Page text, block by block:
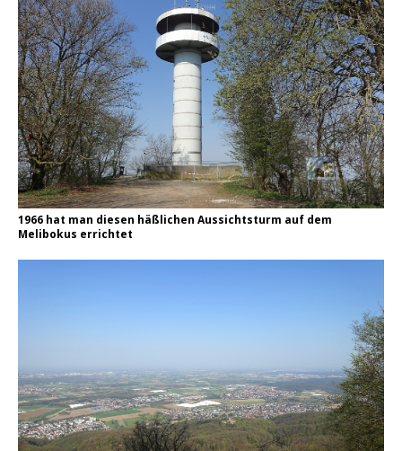
1966 hat man diesen häßlichen Aussichtsturm auf dem
Melibokus errichtet